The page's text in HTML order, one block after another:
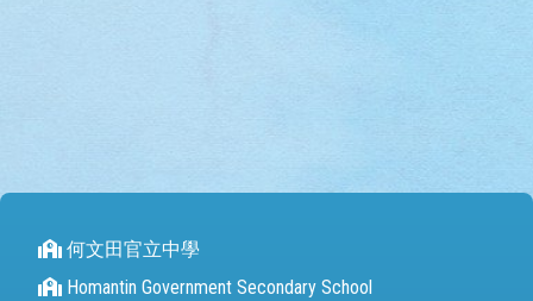
何文田官立中學
Homantin Government Secondary School